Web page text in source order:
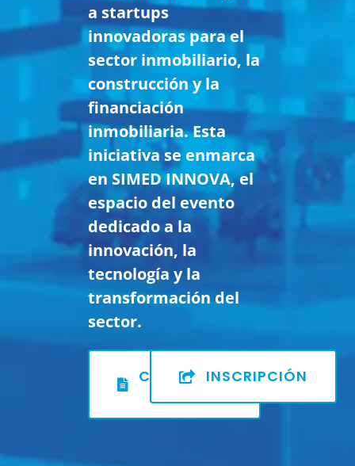
a startups
innovadoras para el
sector inmobiliario, la
construcción y la
financiación
inmobiliaria. Esta
iniciativa se enmarca
en SIMED INNOVA, el
espacio del evento
dedicado a la
innovación, la
tecnología y la
transformación del
sector.
CONSULTARINSCRIPCIÓN